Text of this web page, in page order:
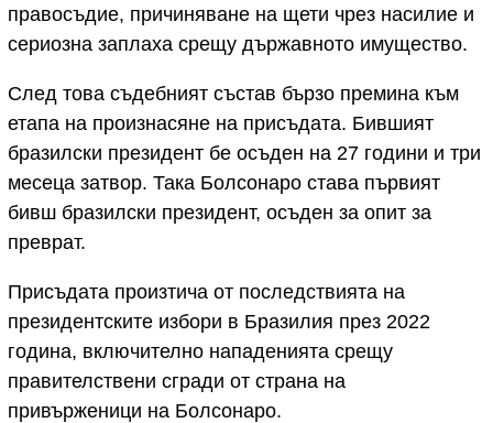
правосъдие, причиняване на щети чрез насилие и
сериозна заплаха срещу държавното имущество.
След това съдебният състав бързо премина към
етапа на произнасяне на присъдата. Бившият
бразилски президент бе осъден на 27 години и три
месеца затвор. Така Болсонаро става първият
бивш бразилски президент, осъден за опит за
преврат.
Присъдата произтича от последствията на
президентските избори в Бразилия през 2022
година, включително нападенията срещу
правителствени сгради от страна на
привърженици на Болсонаро.